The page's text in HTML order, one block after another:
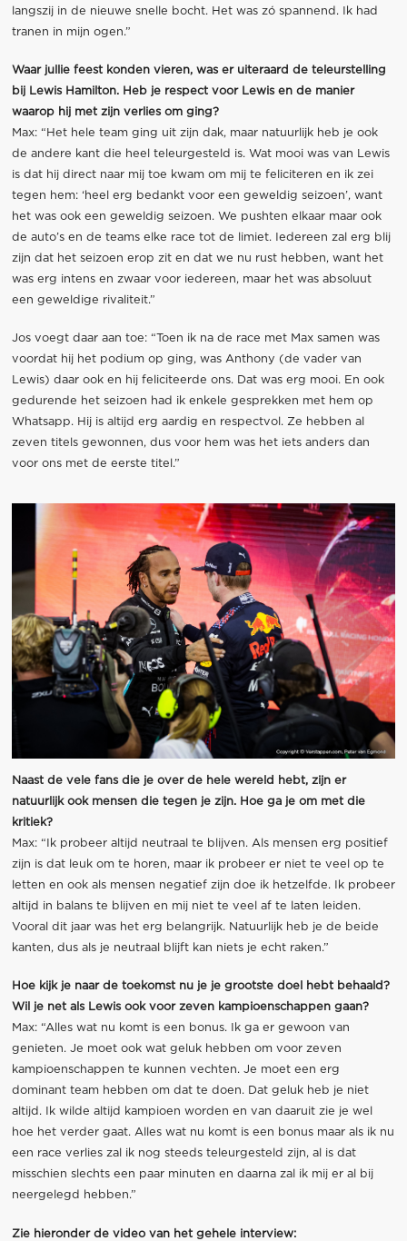
langszij in de nieuwe snelle bocht. Het was zó spannend. Ik had
tranen in mijn ogen.”
Waar jullie feest konden vieren, was er uiteraard de teleurstelling
bij Lewis Hamilton. Heb je respect voor Lewis en de manier
waarop hij met zijn verlies om ging?
Max: “Het hele team ging uit zijn dak, maar natuurlijk heb je ook
de andere kant die heel teleurgesteld is. Wat mooi was van Lewis
is dat hij direct naar mij toe kwam om mij te feliciteren en ik zei
tegen hem: ‘heel erg bedankt voor een geweldig seizoen’, want
het was ook een geweldig seizoen. We pushten elkaar maar ook
de auto’s en de teams elke race tot de limiet. Iedereen zal erg blij
zijn dat het seizoen erop zit en dat we nu rust hebben, want het
was erg intens en zwaar voor iedereen, maar het was absoluut
een geweldige rivaliteit.”
Jos voegt daar aan toe: “Toen ik na de race met Max samen was
voordat hij het podium op ging, was Anthony (de vader van
Lewis) daar ook en hij feliciteerde ons. Dat was erg mooi. En ook
gedurende het seizoen had ik enkele gesprekken met hem op
Whatsapp. Hij is altijd erg aardig en respectvol. Ze hebben al
zeven titels gewonnen, dus voor hem was het iets anders dan
voor ons met de eerste titel.”
Naast de vele fans die je over de hele wereld hebt, zijn er
natuurlijk ook mensen die tegen je zijn. Hoe ga je om met die
kritiek?
Max: “Ik probeer altijd neutraal te blijven. Als mensen erg positief
zijn is dat leuk om te horen, maar ik probeer er niet te veel op te
letten en ook als mensen negatief zijn doe ik hetzelfde. Ik probeer
altijd in balans te blijven en mij niet te veel af te laten leiden.
Vooral dit jaar was het erg belangrijk. Natuurlijk heb je de beide
kanten, dus als je neutraal blijft kan niets je echt raken.”
Hoe kijk je naar de toekomst nu je je grootste doel hebt behaald?
Wil je net als Lewis ook voor zeven kampioenschappen gaan?
Max: “Alles wat nu komt is een bonus. Ik ga er gewoon van
genieten. Je moet ook wat geluk hebben om voor zeven
kampioenschappen te kunnen vechten. Je moet een erg
dominant team hebben om dat te doen. Dat geluk heb je niet
altijd. Ik wilde altijd kampioen worden en van daaruit zie je wel
hoe het verder gaat. Alles wat nu komt is een bonus maar als ik nu
een race verlies zal ik nog steeds teleurgesteld zijn, al is dat
misschien slechts een paar minuten en daarna zal ik mij er al bij
neergelegd hebben.”
Zie hieronder de video van het gehele interview: